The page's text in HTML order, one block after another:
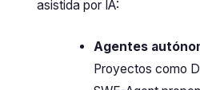
asistida por IA:
Agentes
Proyectos como